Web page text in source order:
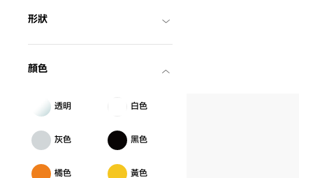
形狀
顏色
透明 白色
灰色 黑色
橘色 黃色
OWNDAYS | ESSENTIAL